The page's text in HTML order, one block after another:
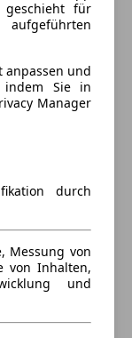
für
anpassen und
indem Sie in
Manager
durch
Messung von
von Inhalten,
und